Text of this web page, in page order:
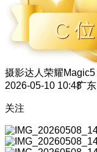
摄影达人 荣耀Magic5
2026-05-10 10:48广东
关注